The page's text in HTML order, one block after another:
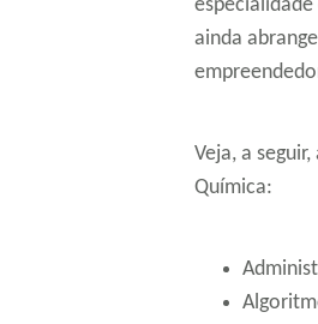
ainda
Veja, a
Química: